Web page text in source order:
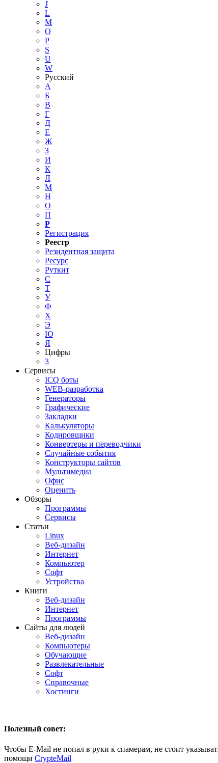
J
L
M
O
P
S
U
W
Русский
А
Б
В
Г
Д
Е
Ж
З
И
К
Л
М
Н
О
П
Р
Регистрация
Реестр
Резидентная защита
Ресурс
Руткит
С
Т
У
Ф
Х
Э
Ю
Я
Цифры
3
Сервисы
ICQ боты
WEB-разработка
Генераторы
Графические
Закладки
Калькуляторы
Кодировщики
Конвертеры и переводчики
Случайные события
Конструкторы сайтов
Мультимедиа
Офис
Оценить
Обзоры
Программы
Сервисы
Статьи
Linux
Веб-дизайн
Интернет
Компьютер
Софт
Устройства
Книги
Веб-дизайн
Интернет
Программы
Сайты для людей
Веб-дизайн
Компьютеры
Обучающие
Развлекательные
Софт
Справочные
Хостинги
Полезный совет:
Чтобы E-Mail не попал в руки к спамерам, не стоит
помощи CrypteMail